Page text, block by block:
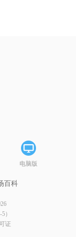
电脑版
百科
）
证